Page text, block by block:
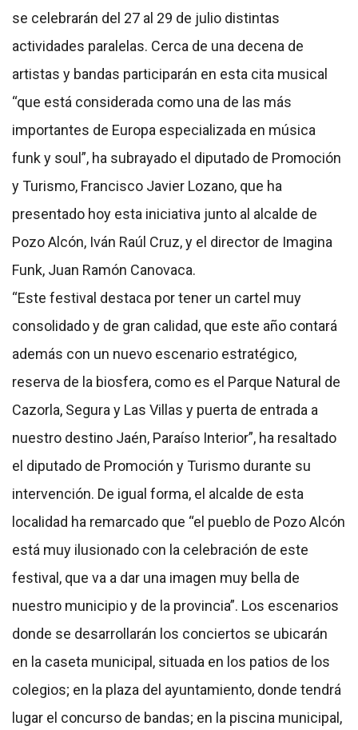
se celebrarán del 27 al 29 de julio distintas
actividades paralelas. Cerca de una decena de
artistas y bandas participarán en esta cita musical
“que está considerada como una de las más
importantes de Europa especializada en música
funk y soul”, ha subrayado el diputado de Promoción
y Turismo, Francisco Javier Lozano, que ha
presentado hoy esta iniciativa junto al alcalde de
Pozo Alcón, Iván Raúl Cruz, y el director de Imagina
Funk, Juan Ramón Canovaca.
“Este festival destaca por tener un cartel muy
consolidado y de gran calidad, que este año contará
además con un nuevo escenario estratégico,
reserva de la biosfera, como es el Parque Natural de
Cazorla, Segura y Las Villas y puerta de entrada a
nuestro destino Jaén, Paraíso Interior”, ha resaltado
el diputado de Promoción y Turismo durante su
intervención. De igual forma, el alcalde de esta
localidad ha remarcado que “el pueblo de Pozo Alcón
está muy ilusionado con la celebración de este
festival, que va a dar una imagen muy bella de
nuestro municipio y de la provincia”. Los escenarios
donde se desarrollarán los conciertos se ubicarán
en la caseta municipal, situada en los patios de los
colegios; en la plaza del ayuntamiento, donde tendrá
lugar el concurso de bandas; en la piscina municipal,